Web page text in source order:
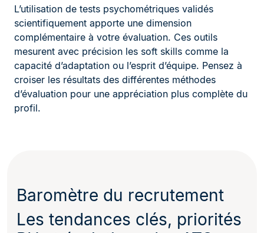
L’utilisation de tests psychométriques validés
scientifiquement apporte une dimension
complémentaire à votre évaluation. Ces outils
mesurent avec précision les soft skills comme la
capacité d’adaptation ou l’esprit d’équipe. Pensez à
croiser les résultats des différentes méthodes
d’évaluation pour une appréciation plus complète du
profil.
Baromètre du recrutement
Les tendances clés, priorités